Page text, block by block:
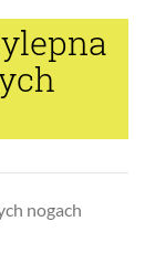
nogach